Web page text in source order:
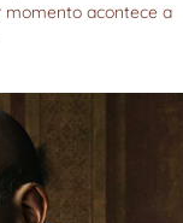
momento acontece a